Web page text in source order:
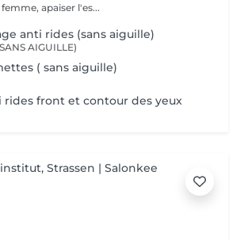
apaiser l'es...
anti rides (sans aiguille)
AIGUILLE)
( sans aiguille)
rides front et contour des yeux